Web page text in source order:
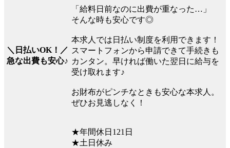
＼日払いOK！／
急な出費も安心♪
「給料日前なのに出費が重なった…」
そんな時も安心です◎
本求人では日払い制度を利用できます！
スマートフォンから申請できて手続きも
カンタン。早ければ働いた翌日に給与を
受け取れます♪
お財布がピンチなときも安心な本求人。
ぜひお見逃しなく！
★年間休日121日
★土日休み